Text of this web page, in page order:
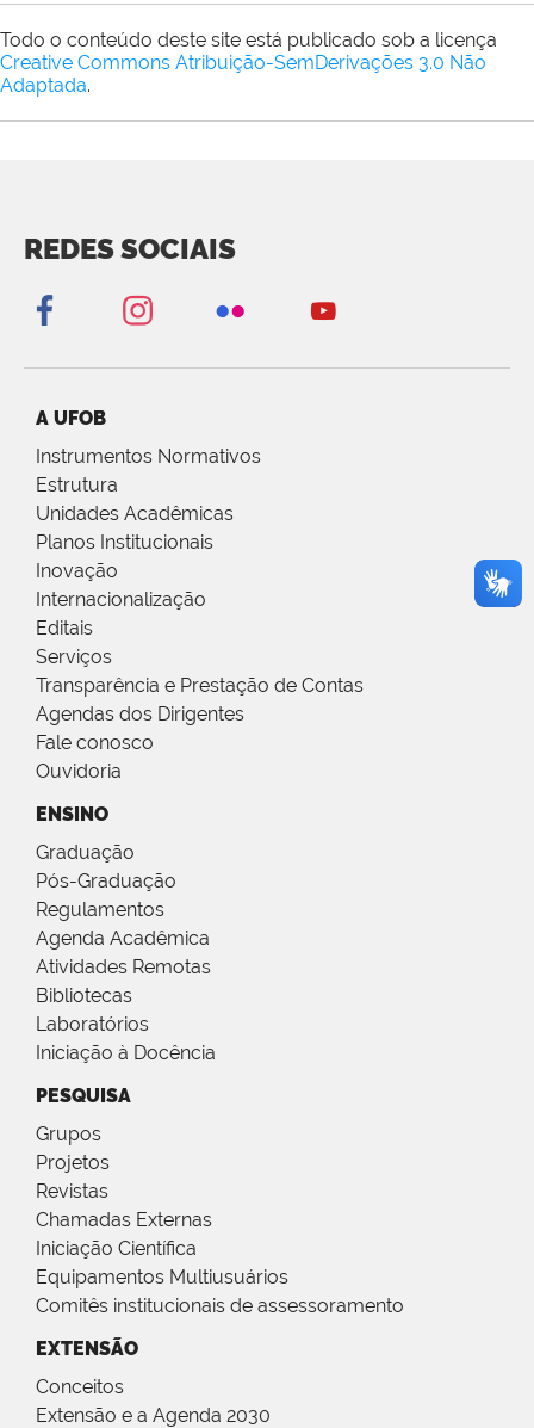
Todo o conteúdo deste site está publicado sob a licença
Creative Commons Atribuição-SemDerivações 3.0 Não
Adaptada.
REDES SOCIAIS
A UFOB
Instrumentos Normativos
Estrutura
Unidades Acadêmicas
Planos Institucionais
Inovação
Internacionalização
Editais
Serviços
Transparência e Prestação de Contas
Agendas dos Dirigentes
Fale conosco
Ouvidoria
ENSINO
Graduação
Pós-Graduação
Regulamentos
Agenda Acadêmica
Atividades Remotas
Bibliotecas
Laboratórios
Iniciação à Docência
PESQUISA
Grupos
Projetos
Revistas
Chamadas Externas
Iniciação Científica
Equipamentos Multiusuários
Comitês institucionais de assessoramento
EXTENSÃO
Conceitos
Extensão e a Agenda 2030